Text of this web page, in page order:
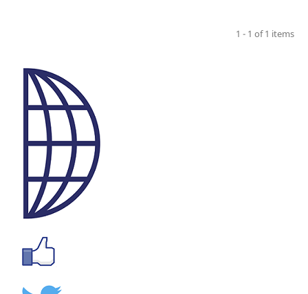
1 - 1 of 1 items